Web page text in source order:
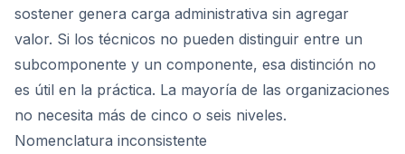
sostener genera carga administrativa sin agregar
valor. Si los técnicos no pueden distinguir entre un
subcomponente y un componente, esa distinción no
es útil en la práctica. La mayoría de las organizaciones
no necesita más de cinco o seis niveles.
Nomenclatura inconsistente